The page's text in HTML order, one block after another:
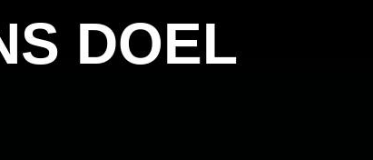
DOEL